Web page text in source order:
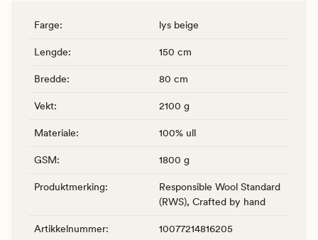
Farge: lys beige
Lengde: 150 cm
Bredde: 80 cm
Vekt: 2100 g
Materiale: 100% ull
GSM: 1800 g
Produktmerking:
Responsible Wool Standard
(RWS), Crafted by hand
Artikkelnummer: 10077214816205